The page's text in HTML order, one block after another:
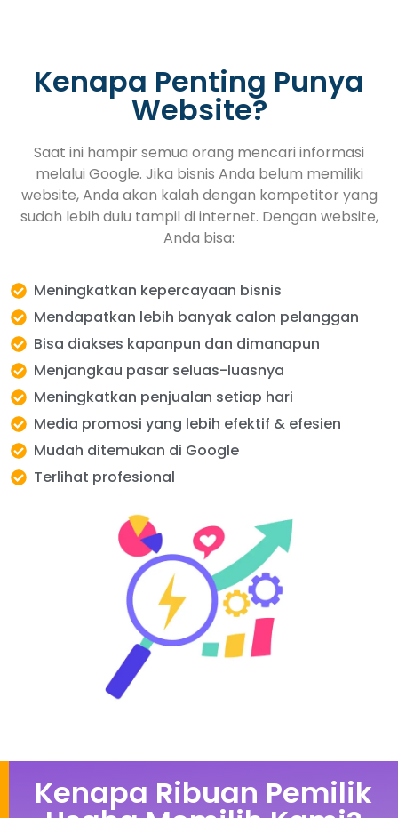
Kenapa Penting Punya
Website?
Saat ini hampir semua orang mencari informasi
melalui Google. Jika bisnis Anda belum memiliki
website, Anda akan kalah dengan kompetitor yang
sudah lebih dulu tampil di internet. Dengan website,
Anda bisa:
Meningkatkan kepercayaan bisnis
Mendapatkan lebih banyak calon pelanggan
Bisa diakses kapanpun dan dimanapun
Menjangkau pasar seluas-luasnya
Meningkatkan penjualan setiap hari
Media promosi yang lebih efektif & efesien
Mudah ditemukan di Google
Terlihat profesional
Kenapa Ribuan Pemilik